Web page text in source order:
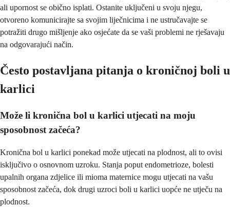
ali upornost se obično isplati. Ostanite uključeni u svoju njegu,
otvoreno komunicirajte sa svojim liječnicima i ne ustručavajte se
potražiti drugo mišljenje ako osjećate da se vaši problemi ne rješavaju
na odgovarajući način.
Često postavljana pitanja o kroničnoj boli u
karlici
Može li kronična bol u karlici utjecati na moju
sposobnost začeća?
Kronična bol u karlici ponekad može utjecati na plodnost, ali to ovisi
isključivo o osnovnom uzroku. Stanja poput endometrioze, bolesti
upalnih organa zdjelice ili mioma maternice mogu utjecati na vašu
sposobnost začeća, dok drugi uzroci boli u karlici uopće ne utječu na
plodnost.